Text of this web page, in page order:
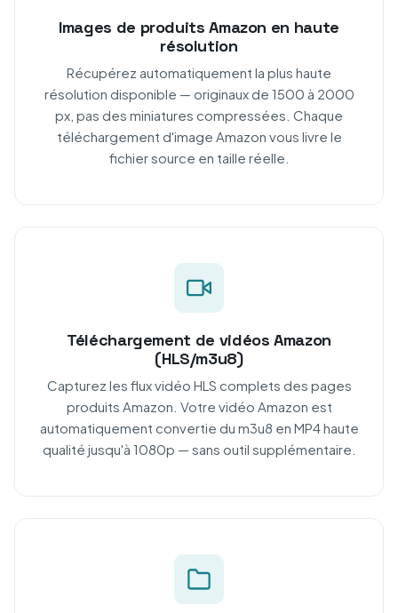
Images de produits Amazon en haute
résolution
Récupérez automatiquement la plus haute
résolution disponible — originaux de 1500 à 2000
px, pas des miniatures compressées. Chaque
téléchargement d'image Amazon vous livre le
fichier source en taille réelle.
Téléchargement de vidéos Amazon
(HLS/m3u8)
Capturez les flux vidéo HLS complets des pages
produits Amazon. Votre vidéo Amazon est
automatiquement convertie du m3u8 en MP4 haute
qualité jusqu'à 1080p — sans outil supplémentaire.